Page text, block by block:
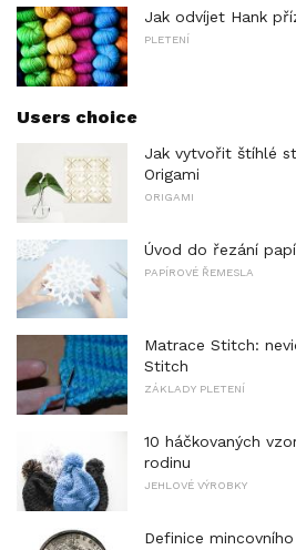
Jak odvíjet Hank
PLETENÍ
Users choice
Jak vytvořit štíhlé
Origami
ORIGAMI
Úvod do řezání
PAPÍROVÉ ŘEMESLA
Matrace Stitch:
Stitch
ZÁKLADY PLETENÍ
10 háčkovaných
rodinu
JEHLOVÉ VÝROBKY
Definice